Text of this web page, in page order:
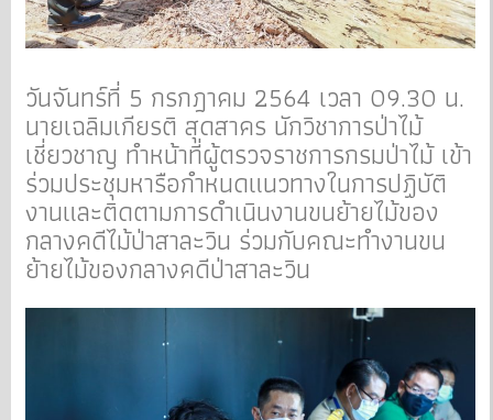
วันจันทร์ที่ 5 กรกฎาคม 2564 เวลา 09.30 น.
นายเฉลิมเกียรติ สุดสาคร นักวิชาการป่าไม้
เชี่ยวชาญ ทำหน้าที่ผู้ตรวจราชการกรมป่าไม้ เข้า
ร่วมประชุมหารือกำหนดแนวทางในการปฏิบัติ
งานและติดตามการดำเนินงานขนย้ายไม้ของ
กลางคดีไม้ป่าสาละวิน ร่วมกับคณะทำงานขน
ย้ายไม้ของกลางคดีป่าสาละวิน